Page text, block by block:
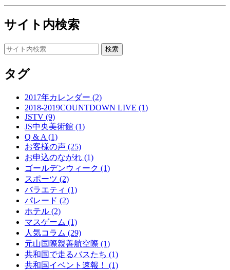
サイト内検索
タグ
2017年カレンダー (2)
2018-2019COUNTDOWN LIVE (1)
JSTV (9)
JS中央美術館 (1)
Q & A (1)
お客様の声 (25)
お申込のながれ (1)
ゴールデンウィーク (1)
スポーツ (2)
バラエティ (1)
パレード (2)
ホテル (2)
マスゲーム (1)
人気コラム (29)
元山国際親善航空際 (1)
共和国で走るバスたち (1)
共和国イベント速報！ (1)